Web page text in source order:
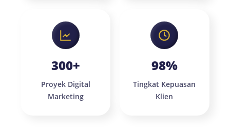
300+
Proyek Digital
Marketing
98%
Tingkat Kepuasan
Klien